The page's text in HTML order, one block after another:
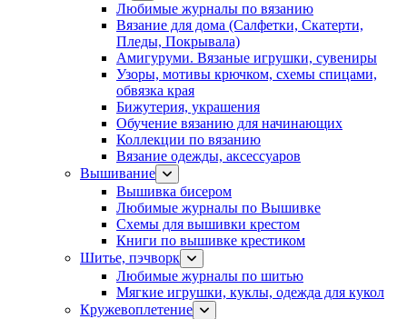
Любимые журналы по вязанию
Вязание для дома (Салфетки, Скатерти,
Пледы, Покрывала)
Амигуруми. Вязаные игрушки, сувениры
Узоры, мотивы крючком, схемы спицами,
обвязка края
Бижутерия, украшения
Обучение вязанию для начинающих
Коллекции по вязанию
Вязание одежды, аксессуаров
Вышивание
Вышивка бисером
Любимые журналы по Вышивке
Схемы для вышивки крестом
Книги по вышивке крестиком
Шитье, пэчворк
Любимые журналы по шитью
Мягкие игрушки, куклы, одежда для кукол
Кружевоплетение